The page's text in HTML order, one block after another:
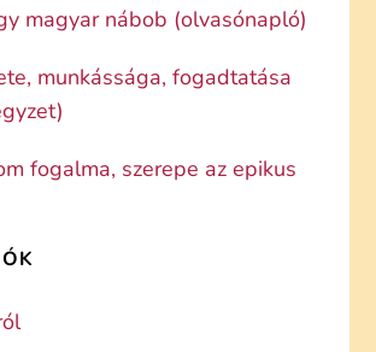
magyar nábob (olvasónapló)
munkássága, fogadtatása
fogalma, szerepe az epikus